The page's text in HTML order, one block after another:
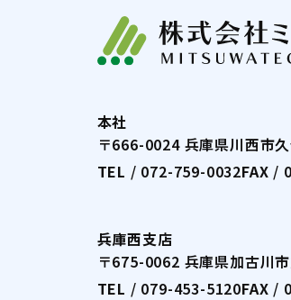
本社
〒666-0024 兵庫県川西市
TEL / 072-759-0032FAX /
兵庫西支店
〒675-0062 兵庫県加古川
TEL / 079-453-5120FAX /